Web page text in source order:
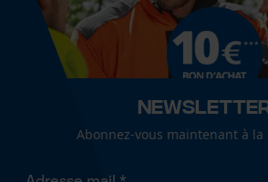
Abonnez-vous maintenant à
Cookies de
fonctionnalité
Loop54 Personalization